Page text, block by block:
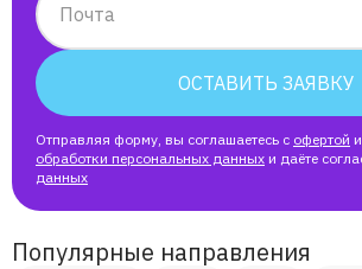
Почта
ОСТАВИТЬ ЗАЯВКУ
Отправляя форму, вы соглашаетесь с офертой и
обработки персональных данных и даёте
данных
Популярные направления